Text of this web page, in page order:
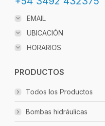
EMAIL
UBICACIÓN
HORARIOS
PRODUCTOS
Todos los Productos
Bombas hidráulicas